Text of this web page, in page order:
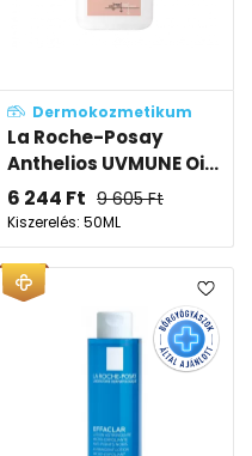
Dermokozmetikum
La Roche-Posay
Anthelios UVMUNE Oi...
6 244 Ft 9 605Ft
Kiszerelés: 50ML